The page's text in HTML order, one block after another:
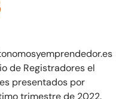
de Registradores el
presentados por
trimestre de 2022.